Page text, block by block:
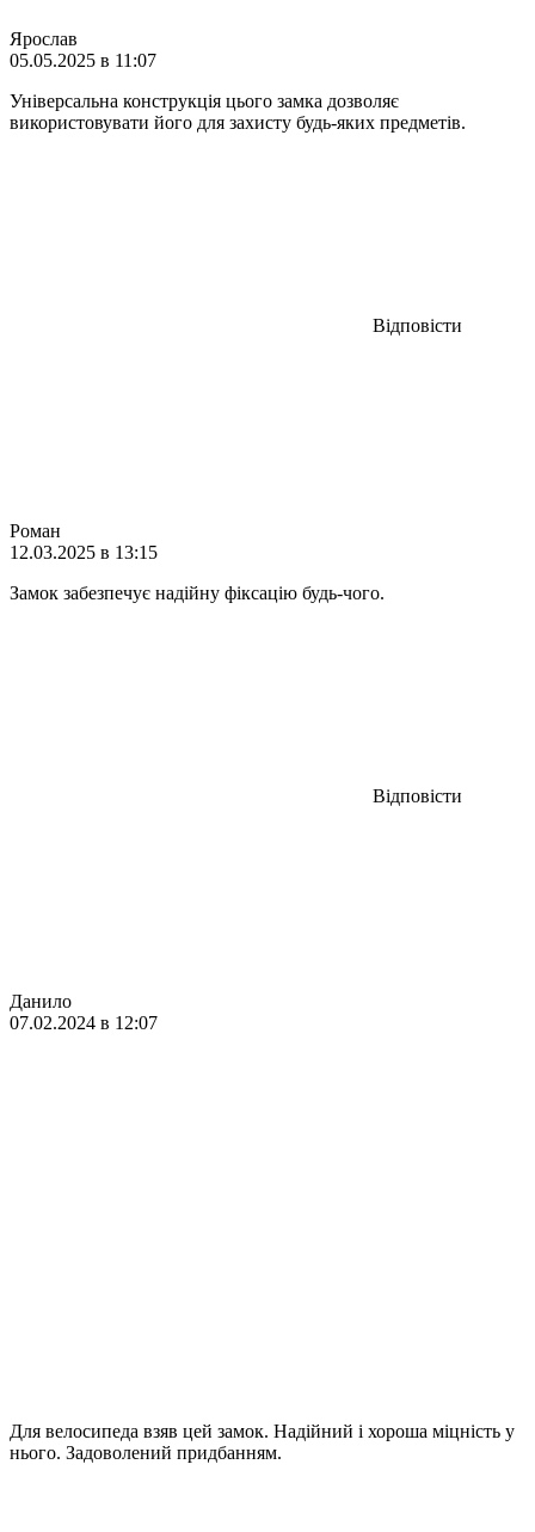
Ярослав
05.05.2025 в 11:07
Універсальна конструкція цього замка дозволяє
використовувати його для захисту будь-яких предметів.
Відповісти
Роман
12.03.2025 в 13:15
Замок забезпечує надійну фіксацію будь-чого.
Відповісти
Данило
07.02.2024 в 12:07
Для велосипеда взяв цей замок. Надійний і хороша міцність у
нього. Задоволений придбанням.